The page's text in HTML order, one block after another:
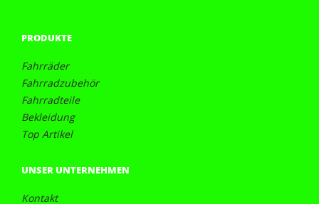
PRODUKTE
Fahrräder
Fahrradzubehör
Fahrradteile
Bekleidung
Top Artikel
UNSER UNTERNEHMEN
Kontakt